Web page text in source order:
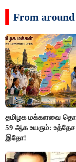
From
தமிழக மக்களவை
59 ஆக உயரும்: உத்தேச
இதோ!